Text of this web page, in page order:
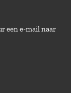
een e-mail naar